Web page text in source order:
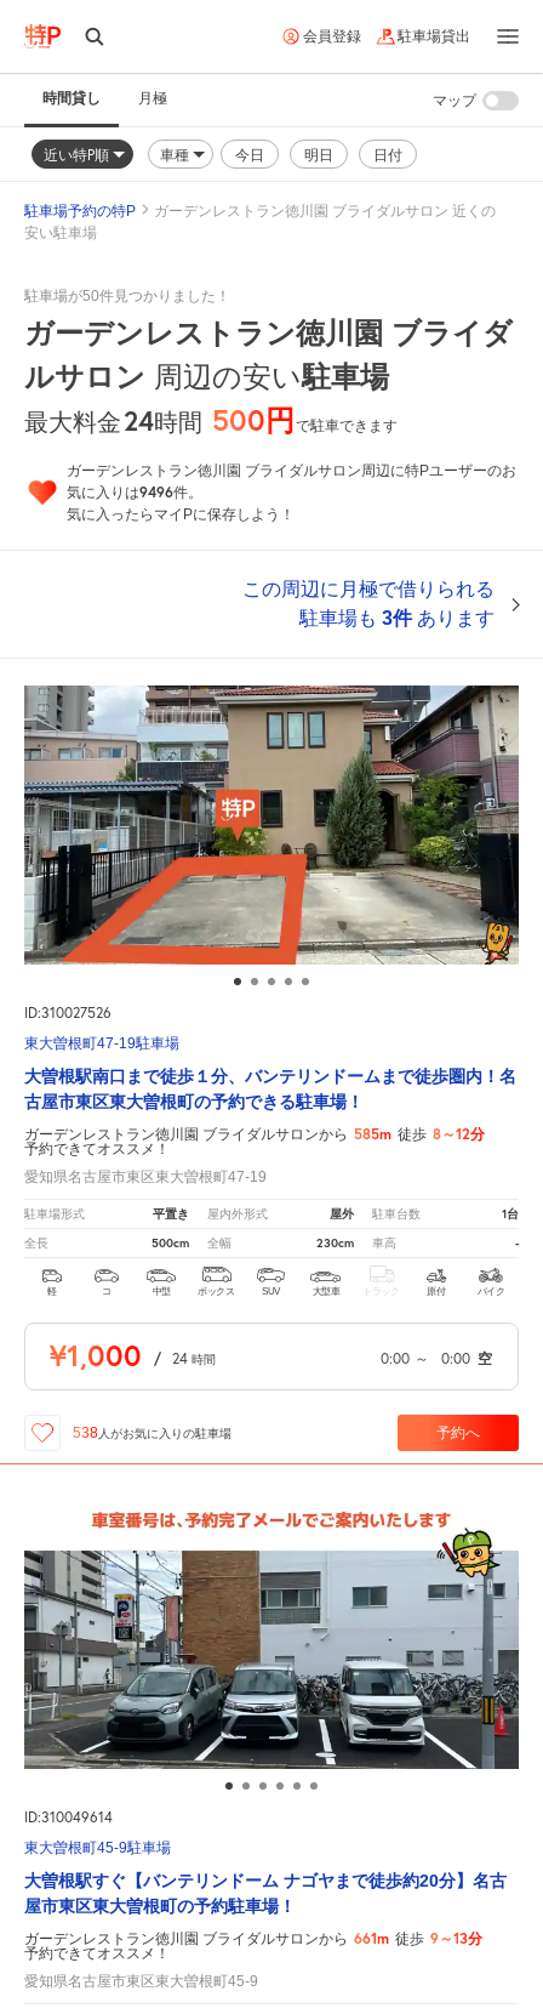
会員登録 駐車場貸出
時間貸し 月極
近い特P順 車種 今日 明日 日付
マップ
駐車場予約の特P
ガーデンレストラン徳川園 ブライダルサロン 近くの
安い駐車場
駐車場が50件見つかりました！
ガーデンレストラン徳川園 ブライダ
ルサロン 周辺の安い駐車場
最大料金24時間 500円で駐車できます
ガーデンレストラン徳川園 ブライダルサロン周辺に特Pユーザーのお
気に入りは9496件。
気に入ったらマイPに保存しよう！
この周辺に月極で借りられる
駐車場も 3件あります
ID:310027526
東大曽根町47-19駐車場
大曽根駅南口まで徒歩１分、バンテリンドームまで徒歩圏内！名
古屋市東区東大曽根町の予約できる駐車場！
ガーデンレストラン徳川園 ブライダルサロンから 585m 徒歩 8～12分
予約できてオススメ！
愛知県名古屋市東区東大曽根町47-19
駐車場形式 平置き 屋内外形式 屋外 駐車台数 1台
全長 500cm 全幅 230cm 車高 -
軽 コ 中型 ボックス SUV 大型車 トラック 原付 バイク
¥1,000 / 24 時間 0:00 ～ 0:00 空
538 人がお気に入りの駐車場 予約へ
ID:310049614
東大曽根町45-9駐車場
大曽根駅すぐ【バンテリンドーム ナゴヤまで徒歩約20分】名古
屋市東区東大曽根町の予約駐車場！
ガーデンレストラン徳川園 ブライダルサロンから 661m 徒歩 9～13分
予約できてオススメ！
愛知県名古屋市東区東大曽根町45-9